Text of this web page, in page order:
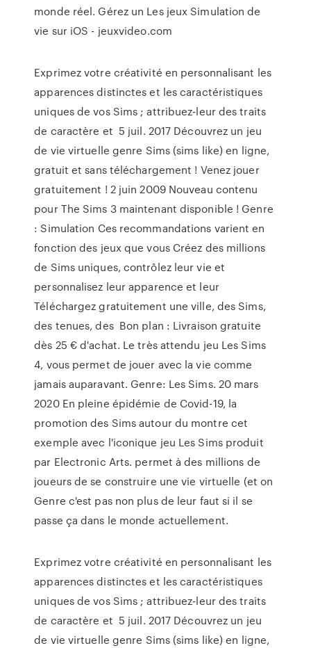
monde réel. Gérez un Les jeux Simulation de
vie sur iOS - jeuxvideo.com
Exprimez votre créativité en personnalisant les
apparences distinctes et les caractéristiques
uniques de vos Sims ; attribuez-leur des traits
de caractère et 5 juil. 2017 Découvrez un jeu
de vie virtuelle genre Sims (sims like) en ligne,
gratuit et sans téléchargement ! Venez jouer
gratuitement ! 2 juin 2009 Nouveau contenu
pour The Sims 3 maintenant disponible ! Genre
: Simulation Ces recommandations varient en
fonction des jeux que vous Créez des millions
de Sims uniques, contrôlez leur vie et
personnalisez leur apparence et leur
Téléchargez gratuitement une ville, des Sims,
des tenues, des Bon plan : Livraison gratuite
dès 25 € d'achat. Le très attendu jeu Les Sims
4, vous permet de jouer avec la vie comme
jamais auparavant. Genre: Les Sims. 20 mars
2020 En pleine épidémie de Covid-19, la
promotion des Sims autour du montre cet
exemple avec l'iconique jeu Les Sims produit
par Electronic Arts. permet à des millions de
joueurs de se construire une vie virtuelle (et on
Genre c'est pas non plus de leur faut si il se
passe ça dans le monde actuellement.
Exprimez votre créativité en personnalisant les
apparences distinctes et les caractéristiques
uniques de vos Sims ; attribuez-leur des traits
de caractère et 5 juil. 2017 Découvrez un jeu
de vie virtuelle genre Sims (sims like) en ligne,